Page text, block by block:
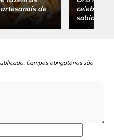
de
sabia
Campos obrigatórios são